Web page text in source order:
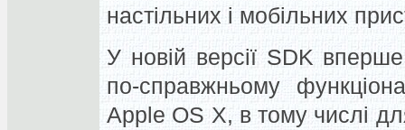
настільних і мобільних
У новій версії SDK
по-справжньому
Apple OS X, в тому числі